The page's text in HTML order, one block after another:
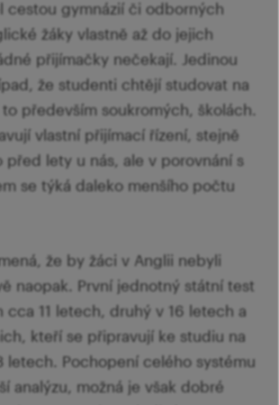
cestou gymnázií či odborných
žáky vlastně až do jejich
přijímačky nečekají. Jedinou
že studenti chtějí studovat na
především soukromých, školách.
vlastní přijímací řízení, stejně
před lety u nás, ale v porovnání s
se týká daleko menšího počtu
že by žáci v Anglii nebyli
naopak. První jednotný státní test
cca 11 letech, druhý v 16 letech a
kteří se připravují ke studiu na
letech. Pochopení celého systému
analýzu, možná je však dobré